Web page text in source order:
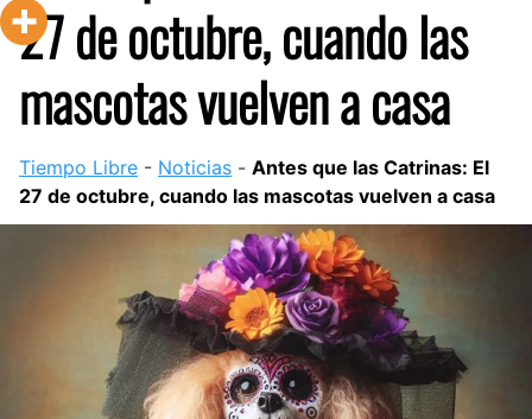
27 de octubre, cuando las
mascotas vuelven a casa
Tiempo Libre - Noticias - Antes que las Catrinas: El
27 de octubre, cuando las mascotas vuelven a casa